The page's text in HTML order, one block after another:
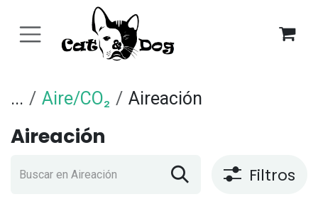
... Aire/CO₂ Aireación
Aireación
Filtros